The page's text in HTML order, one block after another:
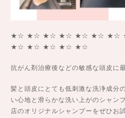
★☆ ★☆ ★☆ ★☆ ★☆ ★☆ ★☆
★☆ ★☆ ★☆ ★☆ ★☆
抗がん剤治療後などの敏感な頭皮に
髪と頭皮にとても低刺激な洗浄成分
い心地と滑らかな洗い上がのシャン
店のオリジナルシャンプーをぜひお